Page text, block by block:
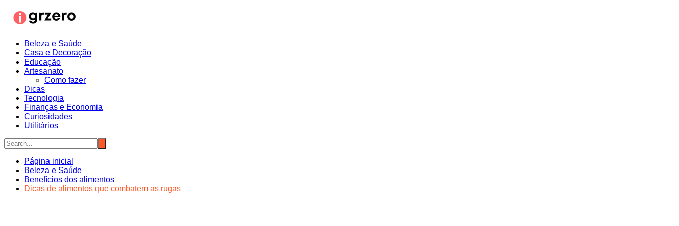
para
Beleza e Saúde
Casa e Decoração
Educação
Artesanato
Como fazer
Dicas
Tecnologia
Finanças e Economia
Curiosidades
Utilitários
Página inicial
Beleza e Saúde
Benefícios dos alimentos
Dicas de alimentos que combatem as rugas